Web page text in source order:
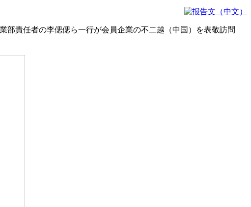
責任者の李偲偲ら一行が会員企業の不二越（中国）を表敬訪問